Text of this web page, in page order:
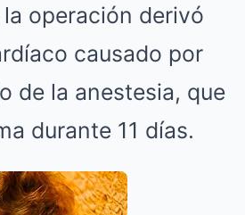
operación derivó
causado por
de la anestesia, que
durante 11 días.